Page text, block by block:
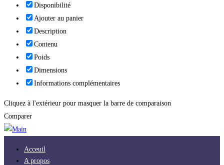
Disponibilité
Ajouter au panier
Description
Contenu
Poids
Dimensions
Informations complémentaires
Cliquez à l'extérieur pour masquer la barre de comparaison
Comparer
Acceuil
A propos